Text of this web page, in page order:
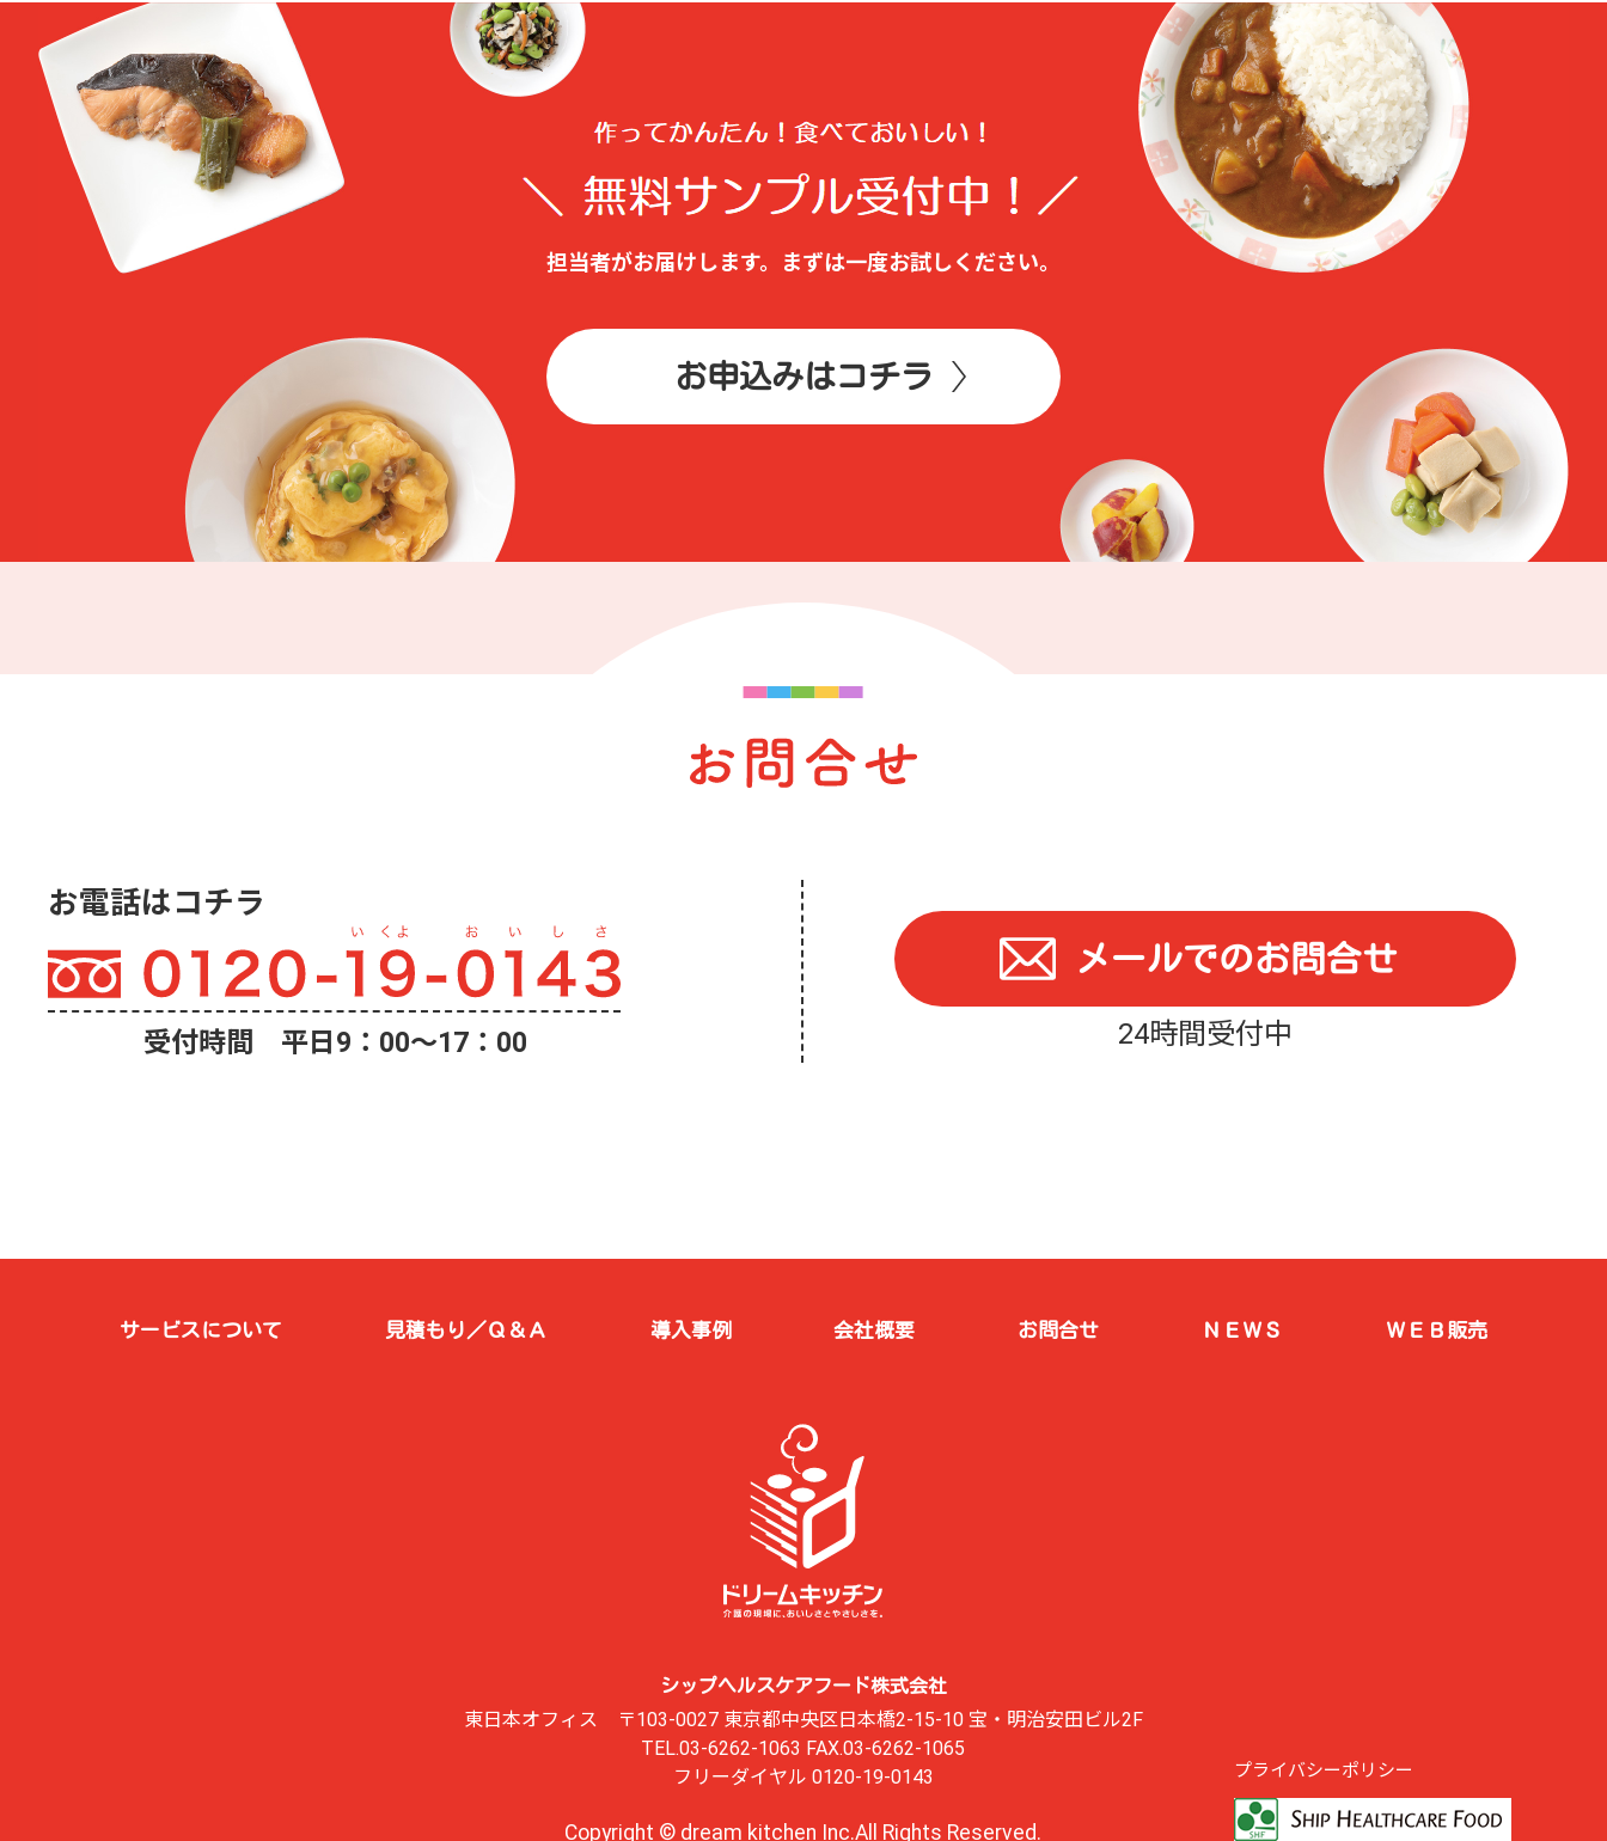
担当者がお届けします。 まずは⼀度お試しください。
お申込みはコチラ
お電話はコチラ
受付時間 平日9：00〜17：00
メールでのお問合せ
24時間受付中
サービスについて 見積もり／Ｑ＆Ａ 導入事例 会社概要 お問合せ ＮＥＷＳ ＷＥＢ販売
シップヘルスケアフード株式会社
東日本オフィス
〒103-0027 東京都中央区日本橋2-15-10 宝・明治安田ビル2F
TEL.03-6262-1063 FAX.03-6262-1065
フリーダイヤル 0120-19-0143
プライバシーポリシー
Copyright © dream kitchen Inc.All Rights Reserved.